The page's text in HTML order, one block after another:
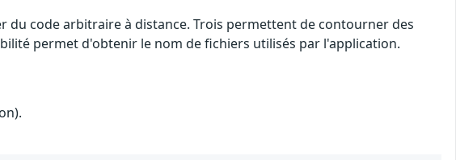
code arbitraire à distance. Trois permettent de contourner des
permet d'obtenir le nom de fichiers utilisés par l'application.